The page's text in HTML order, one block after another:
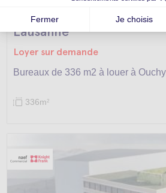
Bureaux -
Lausanne
Loyer sur demande
Bureaux de 336 m2 à louer à Ouchy
336m2